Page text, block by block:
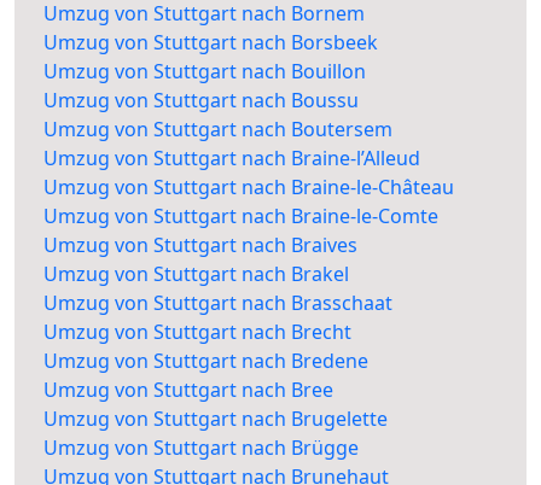
Umzug von Stuttgart nach Bornem
Umzug von Stuttgart nach Borsbeek
Umzug von Stuttgart nach Bouillon
Umzug von Stuttgart nach Boussu
Umzug von Stuttgart nach Boutersem
Umzug von Stuttgart nach Braine-l’Alleud
Umzug von Stuttgart nach Braine-le-Château
Umzug von Stuttgart nach Braine-le-Comte
Umzug von Stuttgart nach Braives
Umzug von Stuttgart nach Brakel
Umzug von Stuttgart nach Brasschaat
Umzug von Stuttgart nach Brecht
Umzug von Stuttgart nach Bredene
Umzug von Stuttgart nach Bree
Umzug von Stuttgart nach Brugelette
Umzug von Stuttgart nach Brügge
Umzug von Stuttgart nach Brunehaut